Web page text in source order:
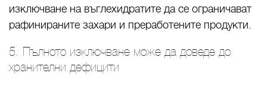
изключване на въглехидратите да се ограничават
рафинираните захари и преработените продукти.
5. Пълното изключване може да доведе до
хранителни дефицити